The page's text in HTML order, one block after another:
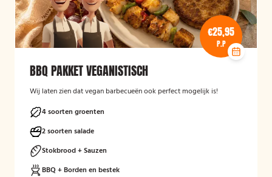
€25,95
P.P
BBQ PAKKET VEGANISTISCH
Wij laten zien dat vegan barbecueën ook perfect mogelijk is!
4 soorten groenten
2 soorten salade
Stokbrood + Sauzen
BBQ + Borden en bestek